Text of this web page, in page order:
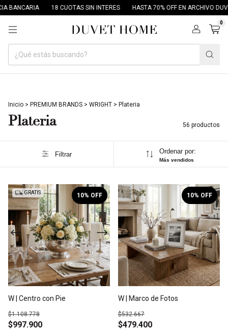
CUOTAS SIN INTERES HASTA 70% OFF EN ARCHIVO DUVET 30% OFF
0
Inicio > PREMIUM BRANDS > WRIGHT > Plateria
Plateria 56 productos
Filtrar Ordenar por:
Más vendidos
1/2
GRATIS
W | Centro con Pie
$997.900
$1.108.778
10% OFF 1/4
W | Marco de Fotos
$479.400
$532.667
10% OFF